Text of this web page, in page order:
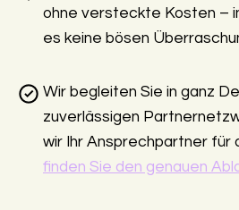
ohne versteckte Kosten –
es keine bösen
Wir begleiten Sie in ganz
zuverlässigen
wir Ihr Ansprechpartner für
finden Sie den genauen